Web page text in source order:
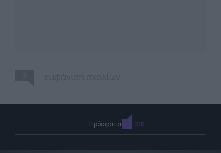
Πρόσφατα 210